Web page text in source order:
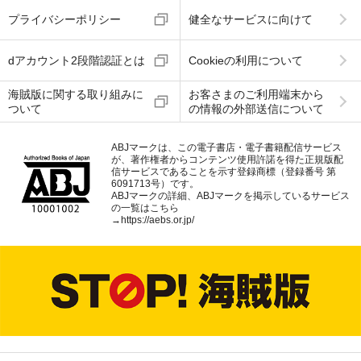
プライバシーポリシー 健全なサービスに向けて
dアカウント2段階認証とは Cookieの利用について
海賊版に関する取り組みに
ついて
お客さまのご利用端末から
の情報の外部送信について
ABJマークは、この電子書店・電子書籍配信サービス
が、著作権者からコンテンツ使用許諾を得た正規版配
信サービスであることを示す登録商標（登録番号 第
6091713号）です。
ABJマークの詳細、ABJマークを掲示しているサービス
の一覧はこちら
→https://aebs.or.jp/